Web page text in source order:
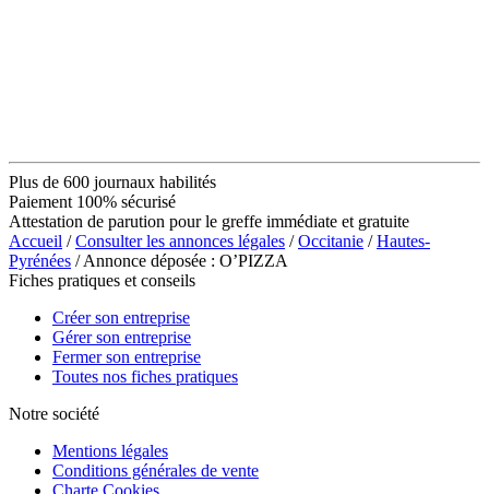
Plus de 600 journaux habilités
Paiement 100% sécurisé
Attestation de parution pour le greffe immédiate et gratuite
Accueil /Consulter les annonces légales /Occitanie /Hautes-
Pyrénées / Annonce déposée : O’PIZZA
Fiches pratiques et conseils
Créer son entreprise
Gérer son entreprise
Fermer son entreprise
Toutes nos fiches pratiques
Notre société
Mentions légales
Conditions générales de vente
Charte Cookies